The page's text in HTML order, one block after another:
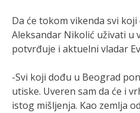
Da će tokom vikenda svi
Aleksandar Nikolić uživati u
potvrđuje i aktuelni vladar
-Svi koji dođu u Beograd
utiske. Uveren sam da će i
istog mišljenja. Kao zemlja